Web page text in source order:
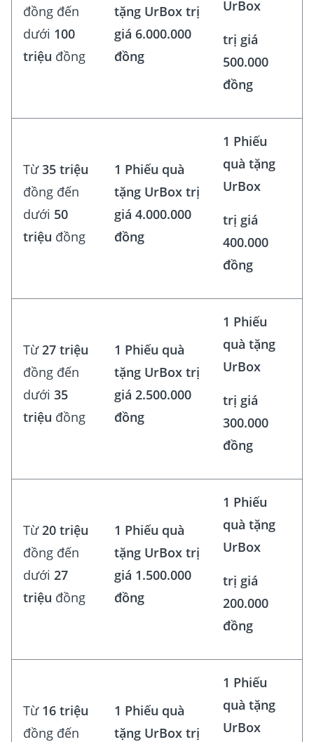
đồng đến
dưới 100
triệu đồng
tặng UrBox trị
giá 6.000.000
đồng
UrBox
trị giá
500.000
đồng
Từ35 triệu
đồng đến
dưới 50
triệu đồng
1 Phiếu quà
tặng UrBox trị
giá 4.000.000
đồng
1 Phiếu
quà tặng
UrBox
trị giá
400.000
đồng
Từ27 triệu
đồng đến
dưới 35
triệu đồng
1 Phiếu quà
tặng UrBox trị
giá 2.500.000
đồng
1 Phiếu
quà tặng
UrBox
trị giá
300.000
đồng
Từ20 triệu
đồng đến
dưới 27
triệu đồng
1 Phiếu quà
tặng UrBox trị
giá 1.500.000
đồng
1 Phiếu
quà tặng
UrBox
trị giá
200.000
đồng
Từ 16 triệu
đồng đến
1 Phiếu quà
tặng UrBox trị
1 Phiếu
quà tặng
UrBox